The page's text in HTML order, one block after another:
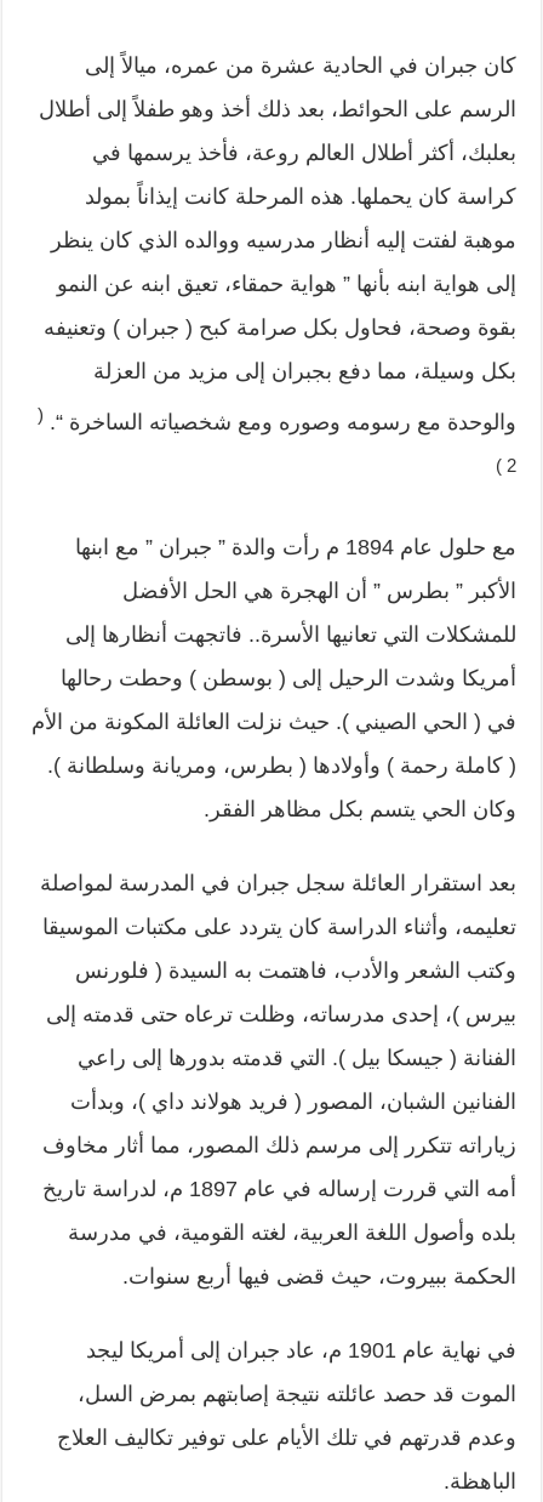
كان جبران في الحادية عشرة من عمره، ميالاً إلى
الرسم على الحوائط، بعد ذلك أخذ وهو طفلاً إلى أطلال
بعلبك، أكثر أطلال العالم روعة، فأخذ يرسمها في
كراسة كان يحملها. هذه المرحلة كانت إيذاناً بمولد
موهبة لفتت إليه أنظار مدرسيه ووالده الذي كان ينظر
إلى هواية ابنه بأنها ” هواية حمقاء، تعيق ابنه عن النمو
بقوة وصحة، فحاول بكل صرامة كبح ( جبران ) وتعنيفه
بكل وسيلة، مما دفع بجبران إلى مزيد من العزلة
والوحدة مع رسومه وصوره ومع شخصياته الساخرة “. (
2 )
مع حلول عام 1894 م رأت والدة ” جبران ” مع ابنها
الأكبر ” بطرس ” أن الهجرة هي الحل الأفضل
للمشكلات التي تعانيها الأسرة.. فاتجهت أنظارها إلى
أمريكا وشدت الرحيل إلى ( بوسطن ) وحطت رحالها
في ( الحي الصيني ). حيث نزلت العائلة المكونة من الأم
( كاملة رحمة ) وأولادها ( بطرس، ومريانة وسلطانة ).
وكان الحي يتسم بكل مظاهر الفقر.
بعد استقرار العائلة سجل جبران في المدرسة لمواصلة
تعليمه، وأثناء الدراسة كان يتردد على مكتبات الموسيقا
وكتب الشعر والأدب، فاهتمت به السيدة ( فلورنس
بيرس )، إحدى مدرساته، وظلت ترعاه حتى قدمته إلى
الفنانة ( جيسكا بيل ). التي قدمته بدورها إلى راعي
الفنانين الشبان، المصور ( فريد هولاند داي )، وبدأت
زياراته تتكرر إلى مرسم ذلك المصور، مما أثار مخاوف
أمه التي قررت إرساله في عام 1897 م، لدراسة تاريخ
بلده وأصول اللغة العربية، لغته القومية، في مدرسة
الحكمة ببيروت، حيث قضى فيها أربع سنوات.
في نهاية عام 1901 م، عاد جبران إلى أمريكا ليجد
الموت قد حصد عائلته نتيجة إصابتهم بمرض السل،
وعدم قدرتهم في تلك الأيام على توفير تكاليف العلاج
الباهظة.